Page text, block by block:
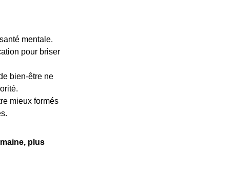
mentale.
pour briser
bien-être ne
mieux formés
plus